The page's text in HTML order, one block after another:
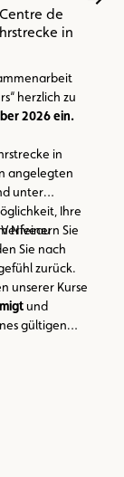
de
in
herzlich zu
2026 ein.
in
angelegten
unter
Ihre
Sie
Sie nach
zurück.
Niveau
unserer Kurse
und
gültigen